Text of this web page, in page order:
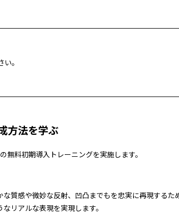
。
方法を学ぶ
料初期導入トレーニングを実施します。
質感や微妙な反射、凹凸までもを忠実に再現するた
リアルな表現を実現します。